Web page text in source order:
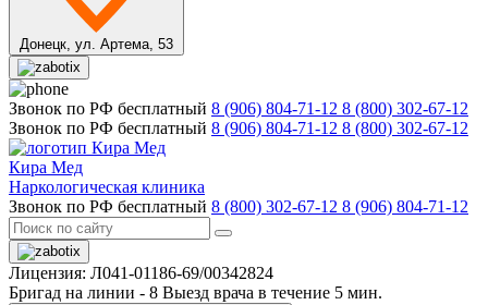
Донецк, ул. Артема, 53
Звонок по РФ бесплатный 8 (906) 804-71-12 8 (800) 302-67-12
Звонок по РФ бесплатный 8 (906) 804-71-12 8 (800) 302-67-12
Кира Мед
Наркологическая клиника
Звонок по РФ бесплатный 8 (800) 302-67-12 8 (906) 804-71-12
Лицензия: Л041-01186-69/00342824
Бригад на линии - 8 Выезд врача в течение 5 мин.